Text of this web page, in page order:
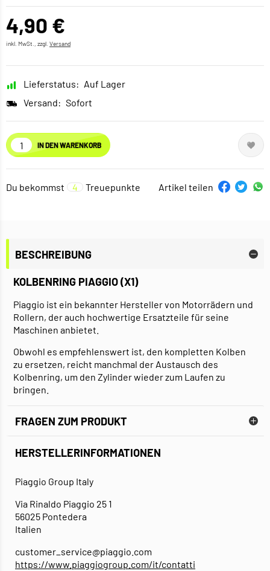
4,90 €
inkl. MwSt., zzgl. Versand
Lieferstatus: Auf Lager
Versand: Sofort
IN DEN WARENKORB
Du bekommst 4 Treuepunkte Artikel teilen
BESCHREIBUNG
KOLBENRING PIAGGIO (X1)
Piaggio ist ein bekannter Hersteller von Motorrädern und
Rollern, der auch hochwertige Ersatzteile für seine
Maschinen anbietet.
Obwohl es empfehlenswert ist, den kompletten Kolben
zu ersetzen, reicht manchmal der Austausch des
Kolbenring, um den Zylinder wieder zum Laufen zu
bringen.
FRAGEN ZUM PRODUKT
HERSTELLERINFORMATIONEN
Piaggio Group Italy
Via Rinaldo Piaggio 25 1
56025 Pontedera
Italien
customer_service@piaggio.com
https://www.piaggiogroup.com/it/contatti